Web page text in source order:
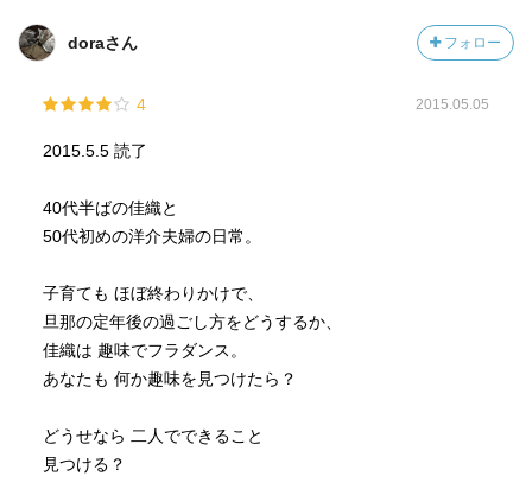
doraさん フォロー
4 2015.05.05
2015.5.5 読了
40代半ばの佳織と
50代初めの洋介夫婦の日常。
子育ても ほぼ終わりかけで、
旦那の定年後の過ごし方をどうするか、
佳織は 趣味でフラダンス。
あなたも 何か趣味を見つけたら？
どうせなら 二人でできること
見つける？